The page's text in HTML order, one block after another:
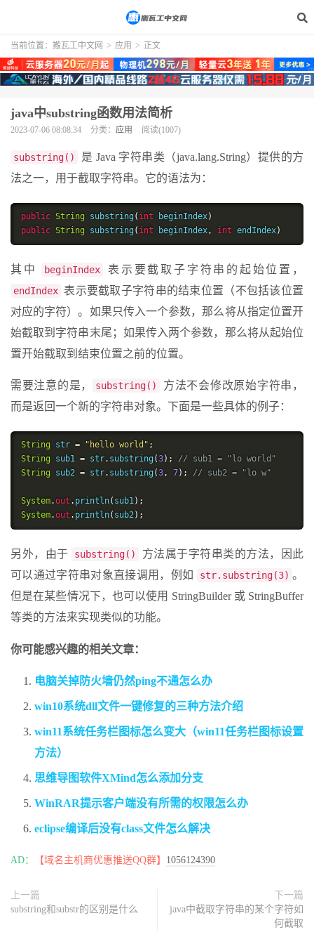
当前位置： 搬瓦工中文网 > 应用 > 正文
java中substring函数用法简析
2023-07-06 08:08:34 分类： 应用 阅读(1007)
substring()
是 Java 字符串类（java.lang.String）提供的方
法之一，用于截取字符串。它的语法为：
public String substring ( int beginIndex)
public String substring ( int beginIndex, int endIndex)
其中 beginIndex 表示要截取子字符串的起始位置，
endIndex 表示要截取子字符串的结束位置（不包括该位置
对应的字符）。如果只传入一个参数，那么将从指定位置开
始截取到字符串末尾；如果传入两个参数，那么将从起始位
置开始截取到结束位置之前的位置。
需要注意的是， substring()
方法不会修改原始字符串，
而是返回一个新的字符串对象。下面是一些具体的例子：
String str = "hello world" ;
String sub1 = str. substring (3);
// sub1 = "lo world"
String sub2 = str. substring (3, 7); // sub2 = "lo w"
System.out . println( sub1);
System.out . println( sub2);
另外，由于 substring()
方法属于字符串类的方法，因此
可以通过字符串对象直接调用，例如
str.substring(3) 。
但是在某些情况下，也可以使用 StringBuilder 或 StringBuffer
等类的方法来实现类似的功能。
你可能感兴趣的相关文章：
电脑关掉防火墙仍然ping不通怎么办
win10系统dll文件一键修复的三种方法介绍
win11系统任务栏图标怎么变大（win11任务栏图标设置
方法）
思维导图软件XMind怎么添加分支
WinRAR提示客户端没有所需的权限怎么办
eclipse编译后没有class文件怎么解决
AD： 【域名主机商优惠推送QQ群】 1056124390
上一篇
substring和substr的区别是什么
下一篇
java中截取字符串的某个字符如
何截取